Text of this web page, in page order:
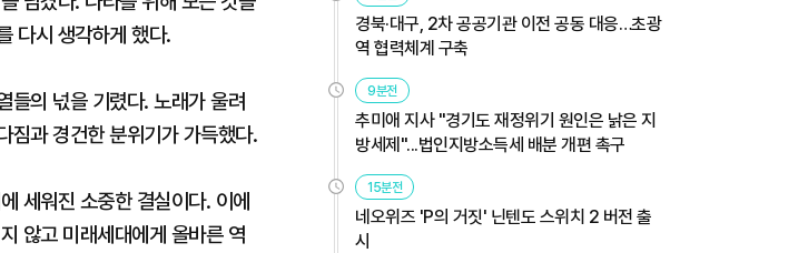
다시 생각하게 했다.
들의 넋을 기렸다. 노래가 울려
짐과 경건한 분위기가 가득했다.
세워진 소중한 결실이다. 이에
않고 미래세대에게 올바른 역
경북·대구, 2차 공공기관 이전 공동 대응…초광
역 협력체계 구축
9분전
추미애 지사 "경기도 재정위기 원인은 낡은 지
방세제"...법인지방소득세 배분 개편 촉구
15분전
네오위즈 'P의 거짓' 닌텐도 스위치 2 버전 출
시